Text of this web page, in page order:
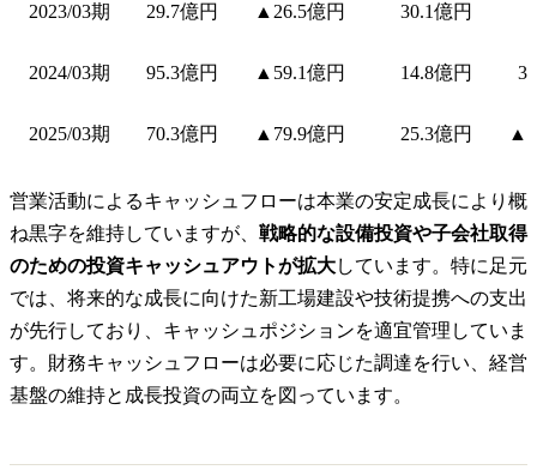
2023/03期 29.7億円 ▲26.5億円 30.1億円
2024/03期 95.3億円 ▲59.1億円 14.8億円
2025/03期 70.3億円 ▲79.9億円 25.3億円
営業活動によるキャッシュフローは本業の安定成長により概
ね黒字を維持していますが、 戦略的な設備投資や子会社取得
のための投資キャッシュアウトが拡大しています。特に足元
では、将来的な成長に向けた新工場建設や技術提携への支出
が先行しており、キャッシュポジションを適宜管理していま
す。財務キャッシュフローは必要に応じた調達を行い、経営
基盤の維持と成長投資の両立を図っています。